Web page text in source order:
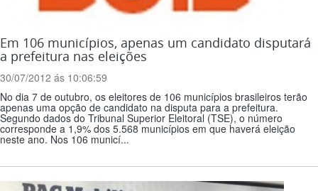
Em 106 municípios, apenas um candidato disputará
a prefeitura nas eleições
30/07/2012 ás 10:06:59
No dia 7 de outubro, os eleitores de 106 municípios brasileiros terão
apenas uma opção de candidato na disputa para a prefeitura.
Segundo dados do Tribunal Superior Eleitoral (TSE), o número
corresponde a 1,9% dos 5.568 municípios em que haverá eleição
neste ano. Nos 106 municí...